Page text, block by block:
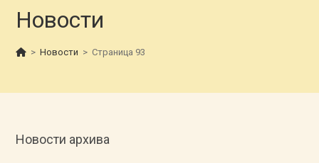
Новости
> Новости > Страница 93
Новости архива